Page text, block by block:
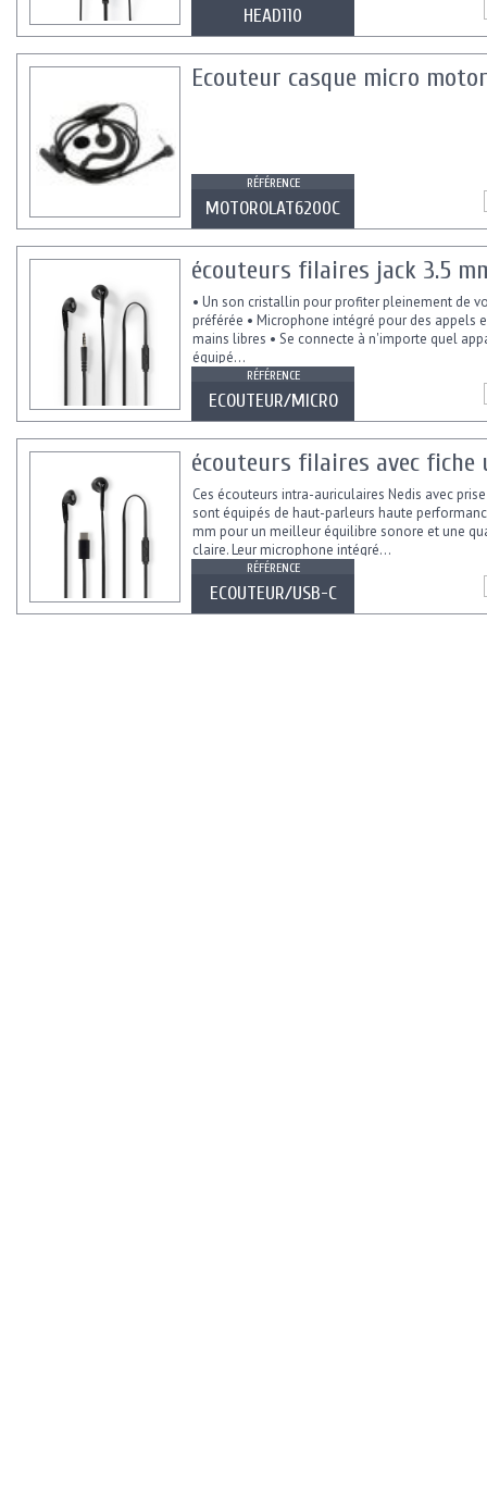
HEAD110
Ecouteur casque micro
RÉFÉRENCE
MOTOROLAT6200C
écouteurs filaires jack 3.5
• Un son cristallin pour profiter pleinement de
préférée • Microphone intégré pour des appels
mains libres • Se connecte à n'importe quel
équipé...
RÉFÉRENCE
ECOUTEUR/MICRO
écouteurs filaires avec
Ces écouteurs intra-auriculaires Nedis avec
sont équipés de haut-parleurs haute
mm pour un meilleur équilibre sonore et une
claire. Leur microphone intégré...
RÉFÉRENCE
ECOUTEUR/USB-C